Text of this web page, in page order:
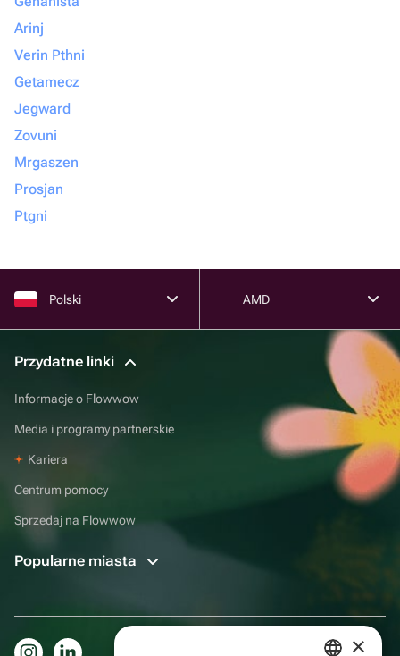
Arinj
Verin Pthni
Getamecz
Jegward
Zovuni
Mrgaszen
Prosjan
Ptgni
Polski AMD
Przydatne linki
Informacje o Flowwow
Media i programy partnerskie
Kariera
Centrum pomocy
Sprzedaj na Flowwow
Popularne miasta
×